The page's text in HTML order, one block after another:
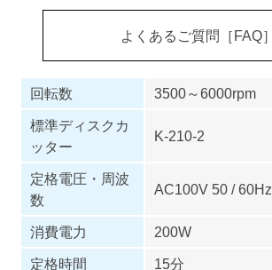
よくあるご質問［FAQ］
回転数
3500～6000rpm
標準ディスクカ
ッター
K-210-2
定格電圧・周波
数
AC100V 50 / 60Hz
消費電力
200W
定格時間
15分